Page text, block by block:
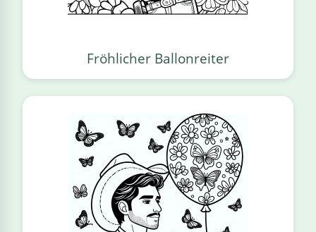
Fröhlicher Ballonreiter